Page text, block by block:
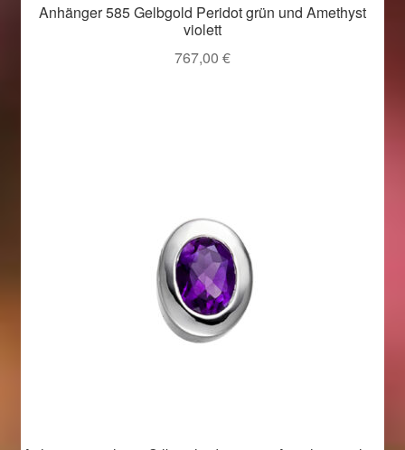
Anhänger 585 Gelbgold Peridot grün und Amethyst
violett
767,00 €